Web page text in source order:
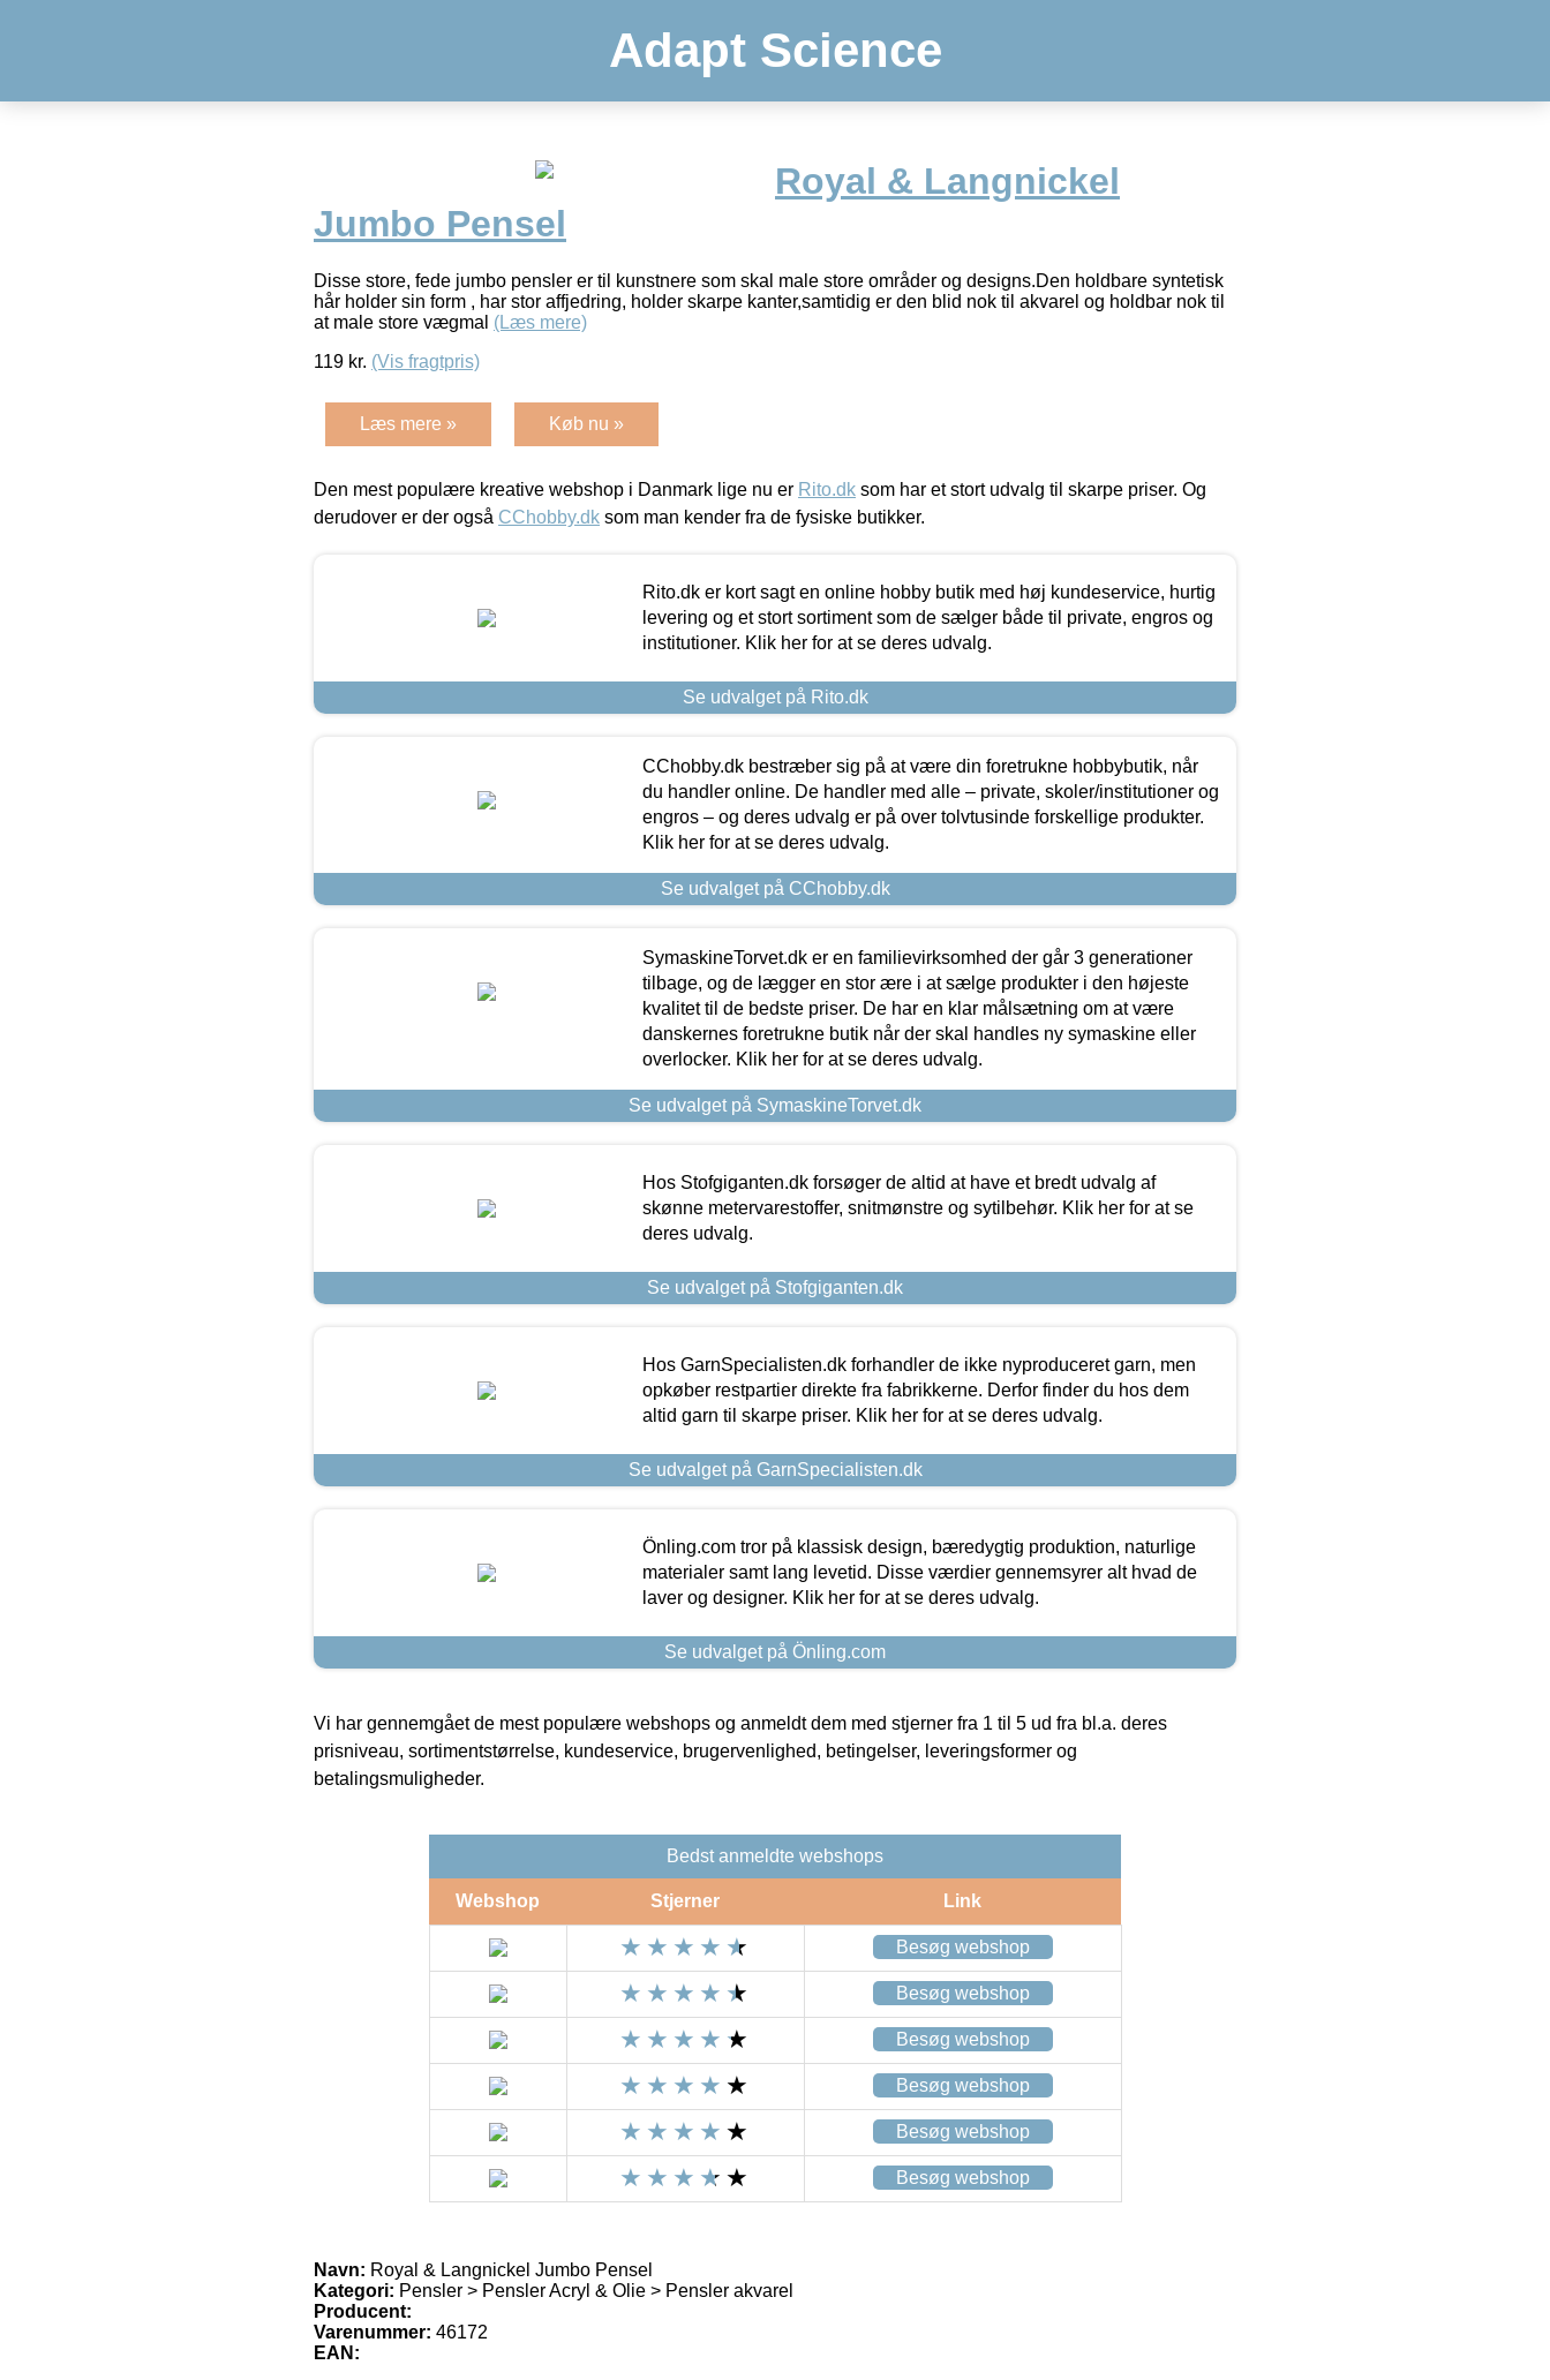
Adapt Science
Royal & Langnickel
Jumbo Pensel
Disse store, fede jumbo pensler er til kunstnere som skal male store områder og designs.Den holdbare syntetisk
hår holder sin form , har stor affjedring, holder skarpe kanter,samtidig er den blid nok til akvarel og holdbar nok til
at male store vægmal (Læs mere)
119 kr. (Vis fragtpris)
Læs mere » Køb nu »
Den mest populære kreative webshop i Danmark lige nu er Rito.dk som har et stort udvalg til skarpe priser. Og
derudover er der også CChobby.dk som man kender fra de fysiske butikker.
Rito.dk er kort sagt en online hobby butik med høj kundeservice, hurtig
levering og et stort sortiment som de sælger både til private, engros og
institutioner. Klik her for at se deres udvalg.
Se udvalget på Rito.dk
CChobby.dk bestræber sig på at være din foretrukne hobbybutik, når
du handler online. De handler med alle – private, skoler/institutioner og
engros – og deres udvalg er på over tolvtusinde forskellige produkter.
Klik her for at se deres udvalg.
Se udvalget på CChobby.dk
SymaskineTorvet.dk er en familievirksomhed der går 3 generationer
tilbage, og de lægger en stor ære i at sælge produkter i den højeste
kvalitet til de bedste priser. De har en klar målsætning om at være
danskernes foretrukne butik når der skal handles ny symaskine eller
overlocker. Klik her for at se deres udvalg.
Se udvalget på SymaskineTorvet.dk
Hos Stofgiganten.dk forsøger de altid at have et bredt udvalg af
skønne metervarestoffer, snitmønstre og sytilbehør. Klik her for at se
deres udvalg.
Se udvalget på Stofgiganten.dk
Hos GarnSpecialisten.dk forhandler de ikke nyproduceret garn, men
opkøber restpartier direkte fra fabrikkerne. Derfor finder du hos dem
altid garn til skarpe priser. Klik her for at se deres udvalg.
Se udvalget på GarnSpecialisten.dk
Önling.com tror på klassisk design, bæredygtig produktion, naturlige
materialer samt lang levetid. Disse værdier gennemsyrer alt hvad de
laver og designer. Klik her for at se deres udvalg.
Se udvalget på Önling.com
Vi har gennemgået de mest populære webshops og anmeldt dem med stjerner fra 1 til 5 ud fra bl.a. deres
prisniveau, sortimentstørrelse, kundeservice, brugervenlighed, betingelser, leveringsformer og
betalingsmuligheder.
Bedst anmeldte webshops
Webshop Stjerner Link
Besøg webshop
Besøg webshop
Besøg webshop
Besøg webshop
Besøg webshop
Besøg webshop
Navn: Royal & Langnickel Jumbo Pensel
Kategori: Pensler > Pensler Acryl & Olie > Pensler akvarel
Producent:
Varenummer: 46172
EAN: